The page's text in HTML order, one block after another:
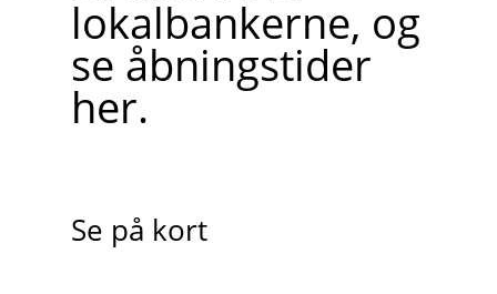
lokalbankerne, og
se åbningstider
her.
Se på kort